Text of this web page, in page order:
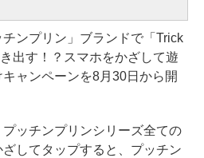
ンプリン」ブランドで「Trick
出す！？スマホをかざして遊
ャンペーンを8月30日から開
ッチンプリンシリーズ全ての
してタップすると、プッチン